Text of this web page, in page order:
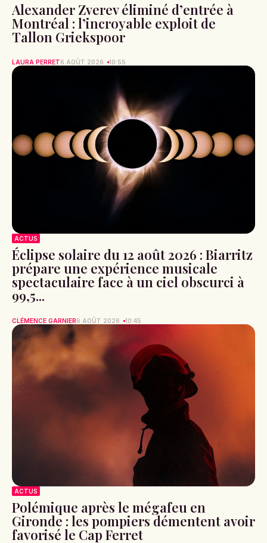
Alexander Zverev éliminé d’entrée à
Montréal : l’incroyable exploit de
Tallon Griekspoor
LAURA PERRET6 AOÛT 2026 10:55
ACTUS
Éclipse solaire du 12 août 2026 : Biarritz
prépare une expérience musicale
spectaculaire face à un ciel obscurci à
99,5...
CLÉMENCE GARNIER6 AOÛT 2026 10:45
ACTUS
Polémique après le mégafeu en
Gironde : les pompiers démentent avoir
favorisé le Cap Ferret